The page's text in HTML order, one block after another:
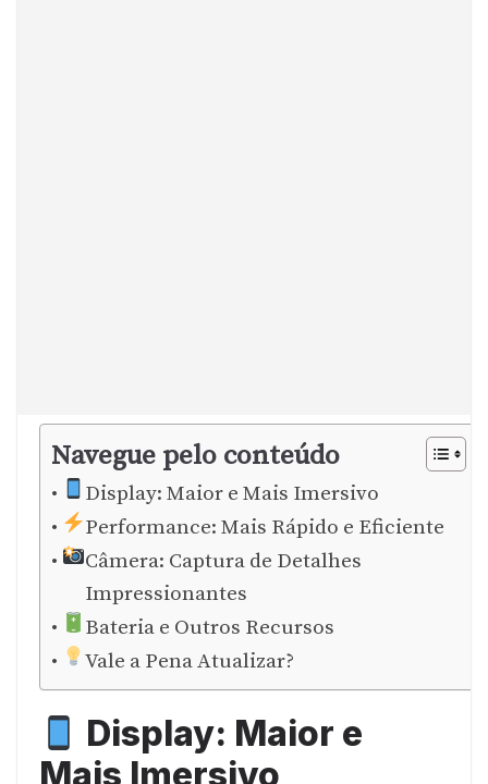
Navegue pelo conteúdo
Display: Maior e Mais Imersivo
Performance: Mais Rápido e Eficiente
Câmera: Captura de Detalhes
Impressionantes
Bateria e Outros Recursos
Vale a Pena Atualizar?
Display: Maior e
Mais Imersivo